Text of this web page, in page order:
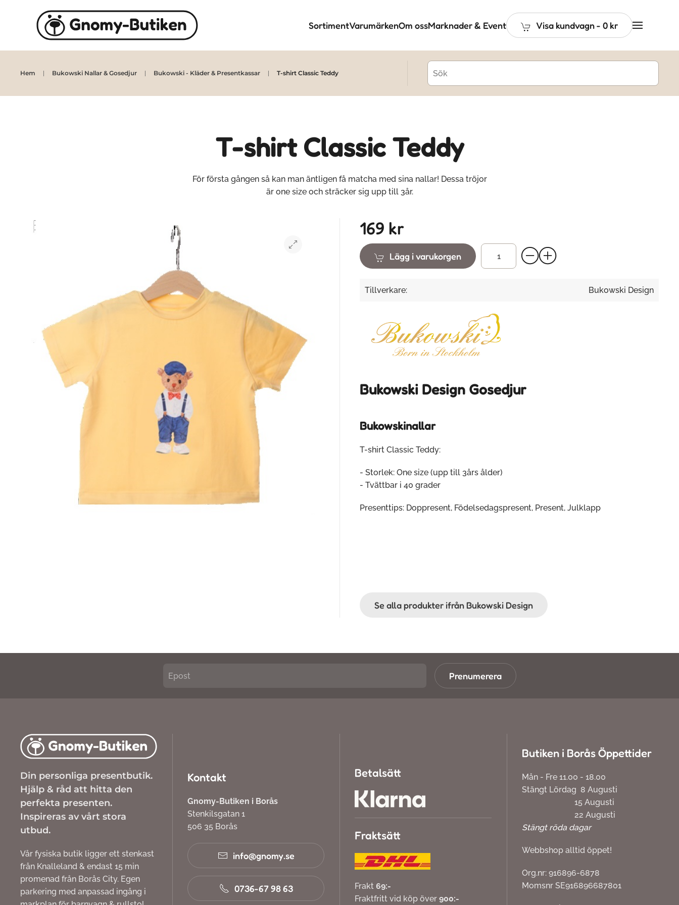
Skip to main content SortimentVarumärkenOm ossMarknader & Event Visa kundvagn- 0 kr
Hem Bukowski Nallar & Gosedjur Bukowski - Kläder & Presentkassar T-shirt Classic Teddy
T-shirt Classic Teddy
För första gången så kan man äntligen få matcha med sina nallar! Dessa tröjor
är one size och sträcker sig upp till 3år.
169 kr
Lägg i varukorgen
Tillverkare: Bukowski Design
Bukowski Design Gosedjur
Bukowskinallar
T-shirt Classic Teddy:
- Storlek: One size (upp till 3års ålder)
- Tvättbar i 40 grader
Presenttips: Doppresent, Födelsedagspresent, Present, Julklapp
Se alla produkter ifrån Bukowski Design
Prenumerera
Din personliga presentbutik.
Hjälp & råd att hitta den
perfekta presenten.
Inspireras av vårt stora
utbud.
Vår fysiska butik ligger ett stenkast
från Knalleland & endast 15 min
promenad från Borås City. Egen
parkering med anpassad ingång i
Kontakt
Gnomy-Butiken i Borås
Stenkilsgatan 1
506 35 Borås
info@gnomy.se
0736-67 98 63
Betalsätt
Fraktsätt
Frakt 69:-
Fraktfritt vid köp över 900:-
Butiken i Borås Öppettider
Mån - Fre 11.00 - 18.00
Stängt Lördag 8 Augusti
15 Augusti
22 Augusti
Stängt röda dagar
Webbshop alltid öppet!
Org.nr: 916896-6878
Momsnr SE916896687801